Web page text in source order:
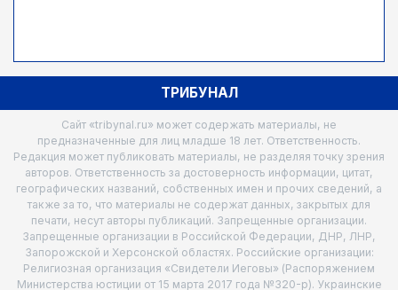
ТРИБУНАЛ
Сайт «tribynal.ru» может содержать материалы, не
предназначенные для лиц младше 18 лет. Ответственность.
Редакция может публиковать материалы, не разделяя точку зрения
авторов. Ответственность за достоверность информации, цитат,
географических названий, собственных имен и прочих сведений, а
также за то, что материалы не содержат данных, закрытых для
печати, несут авторы публикаций. Запрещенные организации.
Запрещенные организации в Российской Федерации, ДНР, ЛНР,
Запорожской и Херсонской областях. Российские организации:
Религиозная организация «Свидетели Иеговы» (Распоряжением
Министерства юстиции от 15 марта 2017 года №320-р). Украинские